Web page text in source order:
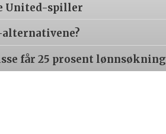
United-spiller
får 25 prosent lønnsøkning